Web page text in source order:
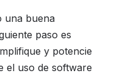
una buena
paso es
y potencie
el uso de software